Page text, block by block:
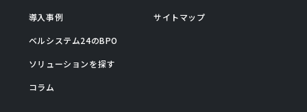
導入事例
ベルシステム24のBPO
ソリューションを探す
コラム
サイトマップ